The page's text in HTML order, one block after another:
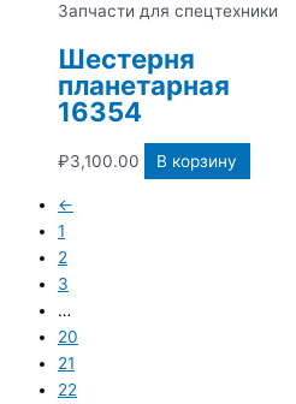
Запчасти для спецтехники
Шестерня
планетарная
16354
₽3,100.00 В корзину
←
1
2
3
…
20
21
22